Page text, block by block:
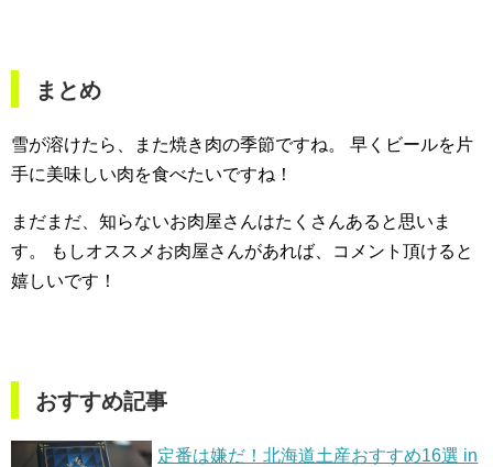
まとめ
雪が溶けたら、また焼き肉の季節ですね。
早くビールを片
手に美味しい肉を食べたいですね！
まだまだ、知らないお肉屋さんはたくさんあると思いま
す。
もしオススメお肉屋さんがあれば、コメント頂けると
嬉しいです！
おすすめ記事
定番は嫌だ！北海道土産おすすめ16選 in